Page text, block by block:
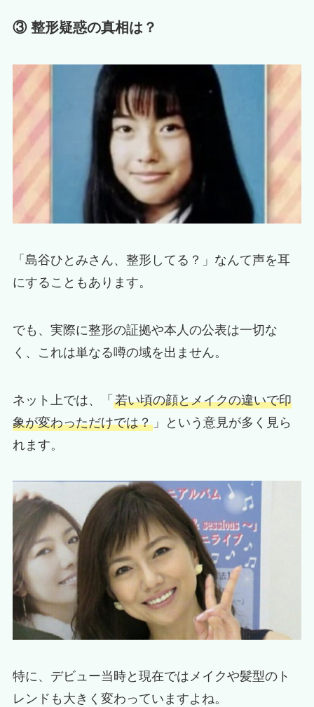
③ 整形疑惑の真相は？
「島谷ひとみさん、整形してる？」なんて声を耳
にすることもあります。
でも、実際に整形の証拠や本人の公表は一切な
く、これは単なる噂の域を出ません。
ネット上では、「 若い頃の顔とメイクの違いで印
象が変わっただけでは？」という意見が多く見ら
れます。
特に、デビュー当時と現在ではメイクや髪型のト
レンドも大きく変わっていますよね。